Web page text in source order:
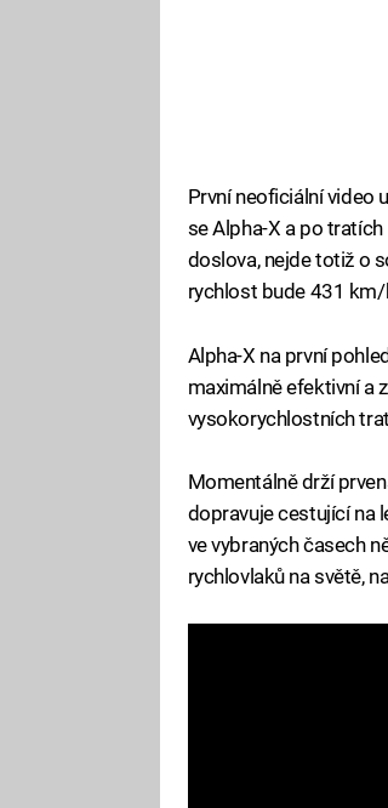
První neoficiální video
se Alpha-X a po
doslova, nejde totiž o
rychlost bude 431 km/
Alpha-X na první
maximálně efektivní a
vysokorychlostních
Momentálně drží
dopravuje cestující na
ve vybraných časech
rychlovlaků na světě,